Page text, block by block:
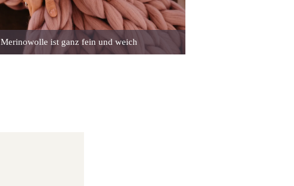
Merinowolle ist ganz fein und weich